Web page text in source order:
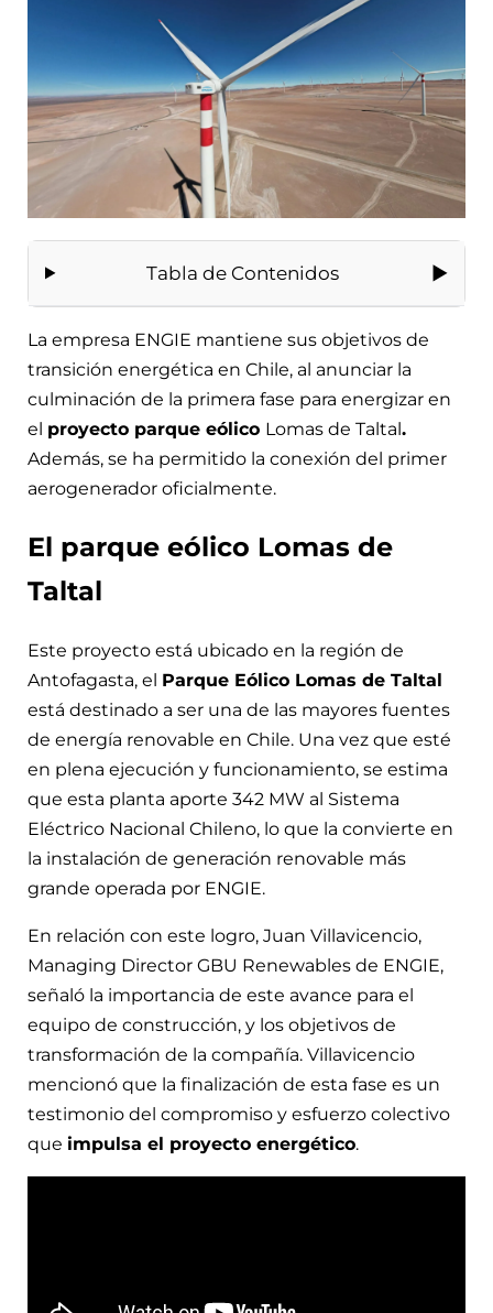
Tabla de Contenidos
La empresa ENGIE mantiene sus objetivos de
transición energética en Chile, al anunciar la
culminación de la primera fase para energizar en
el proyecto parque eólico Lomas de Taltal.
Además, se ha permitido la conexión del primer
aerogenerador oficialmente.
El parque eólico Lomas de
Taltal
Este proyecto está ubicado en la región de
Antofagasta, el Parque Eólico Lomas de Taltal
está destinado a ser una de las mayores fuentes
de energía renovable en Chile. Una vez que esté
en plena ejecución y funcionamiento, se estima
que esta planta aporte 342 MW al Sistema
Eléctrico Nacional Chileno, lo que la convierte en
la instalación de generación renovable más
grande operada por ENGIE.
En relación con este logro, Juan Villavicencio,
Managing Director GBU Renewables de ENGIE,
señaló la importancia de este avance para el
equipo de construcción, y los objetivos de
transformación de la compañía. Villavicencio
mencionó que la finalización de esta fase es un
testimonio del compromiso y esfuerzo colectivo
que impulsa el proyecto energético.